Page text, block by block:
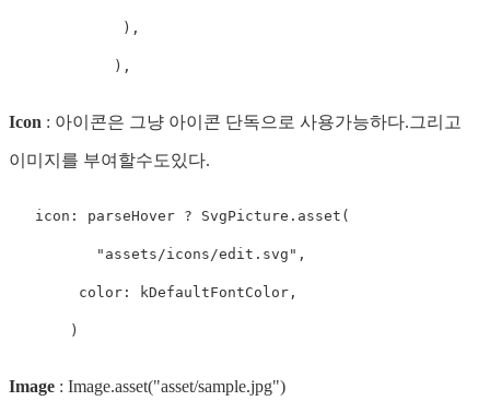
        ),
       ),
Icon : 아이콘은 그냥 아이콘 단독으로 사용가능하다.그리고
이미지를 부여할수도있다.
   icon: parseHover ? SvgPicture.asset(
          "assets/icons/edit.svg",
        color: kDefaultFontColor,
       )
Image : Image.asset("asset/sample.jpg")